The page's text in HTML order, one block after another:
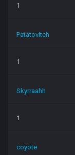
1
Patatovitch
1
Skyrraahh
1
coyote